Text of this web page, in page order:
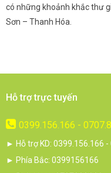
có những khoảnh khắc thư
Sơn – Thanh Hóa.
Hỗ trợ trực tuyến
0399.156.166 -
► Hỗ trợ KD: 0399.156.166
► Phía Bắc: 0399156166